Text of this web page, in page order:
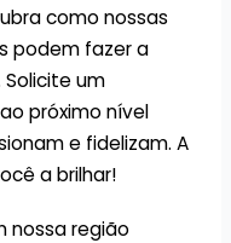
como nossas
podem fazer a
um
próximo nível
e fidelizam. A
a brilhar!
nossa região